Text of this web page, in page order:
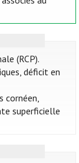
(RCP).
déficit en
cornéen,
superficielle